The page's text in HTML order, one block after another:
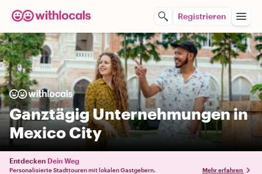
Registrieren
Ganztägig Unternehmungen in
Mexico City
Entdecken Dein Weg
Personalisierte Stadttouren mit lokalen Gastgebern. Mehr erfahren